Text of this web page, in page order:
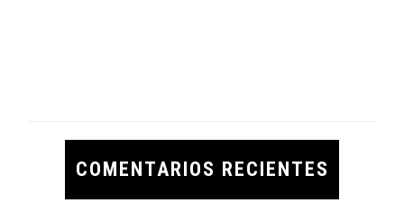
COMENTARIOS RECIENTES